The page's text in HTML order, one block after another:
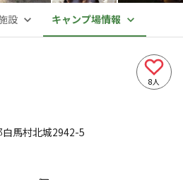
設 キャンプ場情報
8人
白馬村北城2942-5